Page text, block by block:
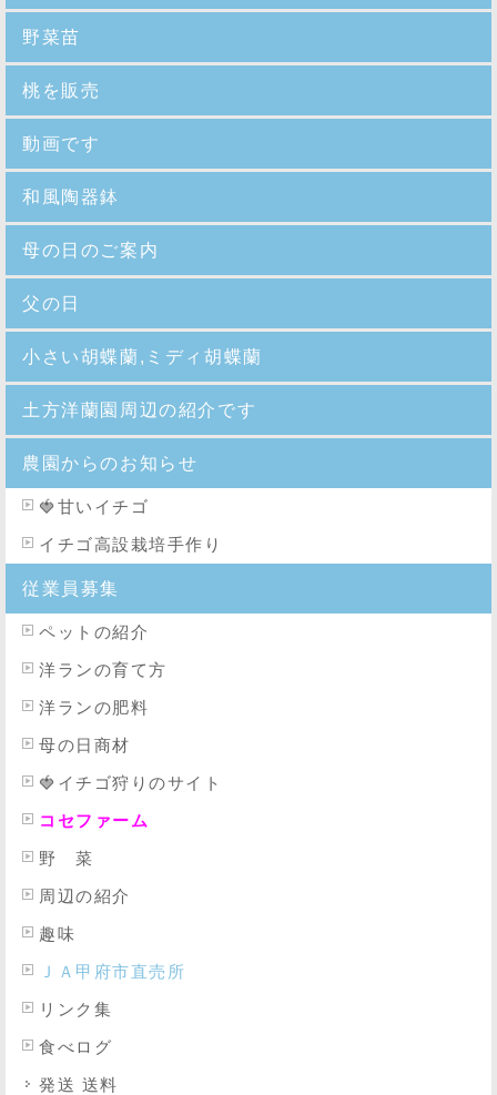
野菜苗
桃を販売
動画です
和風陶器鉢
母の日のご案内
父の日
小さい胡蝶蘭,ミディ胡蝶蘭
土方洋蘭園周辺の紹介です
農園からのお知らせ
🍓 甘いイチゴ
イチゴ高設栽培手作り
従業員募集
ペットの紹介
洋ランの育て方
洋ランの肥料
母の日商材
🍓イチゴ狩りのサイト
コセファーム
野 菜
周辺の紹介
趣味
ＪＡ甲府市直売所
リンク集
食べログ
発送 送料